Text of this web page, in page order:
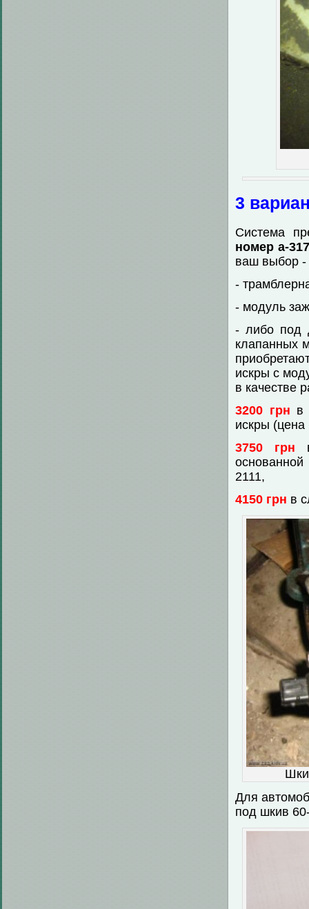
3
Система
номер а-
ваш выбор -
-
- модуль
- либо под
клапанных
искры с
в качестве
3200 грн в
искры (цена
3750 грн
основанной
2111,
4150 грн в
Для
под шкив